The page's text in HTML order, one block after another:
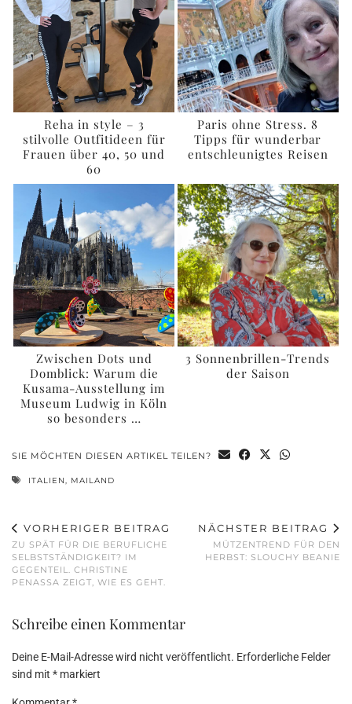
Reha in style – 3
stilvolle Outfitideen für
Frauen über 40, 50 und
60
Paris ohne Stress. 8
Tipps für wunderbar
entschleunigtes Reisen
Zwischen Dots und
Domblick: Warum die
Kusama-Ausstellung im
Museum Ludwig in Köln
so besonders …
3 Sonnenbrillen-Trends
der Saison
SIE MÖCHTEN DIESEN ARTIKEL TEILEN?
ITALIEN, MAILAND
VORHERIGER BEITRAG
ZU SPÄT FÜR DIE BERUFLICHE
SELBSTSTÄNDIGKEIT? IM
GEGENTEIL. CHRISTINE
PENASSA ZEIGT, WIE ES GEHT.
NÄCHSTER BEITRAG
MÜTZENTREND FÜR DEN
HERBST: SLOUCHY BEANIE
Schreibe einen Kommentar
Deine E-Mail-Adresse wird nicht veröffentlicht. Erforderliche Felder
sind mit * markiert